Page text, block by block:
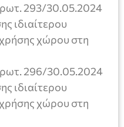
293/30.05.2024
ιδιαίτερου
χώρου στη
296/30.05.2024
ιδιαίτερου
χώρου στη